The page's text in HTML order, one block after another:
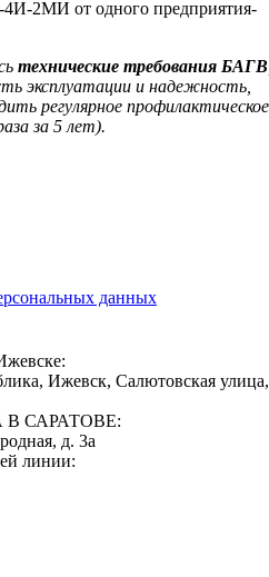
2МИ от одного предприятия-
технические требования БАГВ
эксплуатации и надежность,
регулярное профилактическое
за 5 лет).
данных
Ижевск, Салютовская улица,
САРАТОВЕ:
д. 3а
линии: